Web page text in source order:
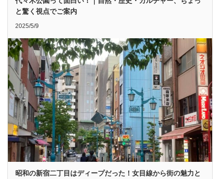
と驚く視点でご案内
2025/5/9
昭和の新宿二丁目はディープだった！女目線から街の魅力と